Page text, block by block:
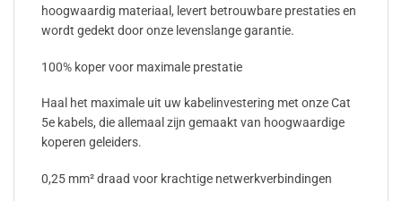
hoogwaardig materiaal, levert betrouwbare prestaties en
wordt gedekt door onze levenslange garantie.
100% koper voor maximale prestatie
Haal het maximale uit uw kabelinvestering met onze Cat
5e kabels, die allemaal zijn gemaakt van hoogwaardige
koperen geleiders.
0,25 mm² draad voor krachtige netwerkverbindingen